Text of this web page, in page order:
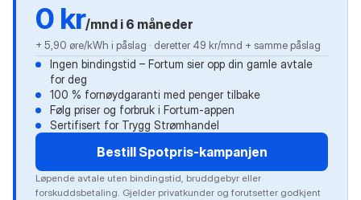
0 kr/mnd i 6 måneder
+ 5,90 øre/kWh i påslag · deretter 49 kr/mnd + samme påslag
Ingen bindingstid – Fortum sier opp din gamle avtale
for deg
100 % fornøydgaranti med penger tilbake
Følg priser og forbruk i Fortum-appen
Sertifisert for Trygg Strømhandel
Bestill Spotpris-kampanjen
Løpende avtale uten bindingstid, bruddgebyr eller
forskuddsbetaling. Gjelder privatkunder og forutsetter godkjent